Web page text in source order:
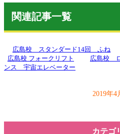
関連記事一覧
広島校 スタンダード14回 ふね
広島校 フォークリフト
広島校
ンス 宇宙エレベーター
2019年
カテゴ